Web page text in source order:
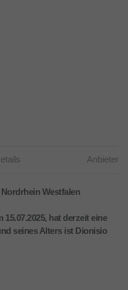
Anbieter
Westfalen
15.07.2025, hat derzeit eine
seines Alters ist Dionisio